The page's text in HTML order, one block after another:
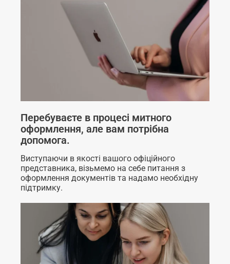
Перебуваєте в процесі митного
оформлення, але вам потрібна
допомога.
Виступаючи в якості вашого офіційного
представника, візьмемо на себе питання з
оформлення документів та надамо необхідну
підтримку.